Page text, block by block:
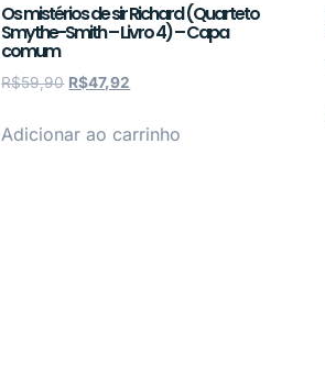
Os mistérios de sir Richard (Quarteto
Smythe-Smith – Livro 4) – Capa
comum
R$59,90 R$47,92
Adicionar ao carrinho